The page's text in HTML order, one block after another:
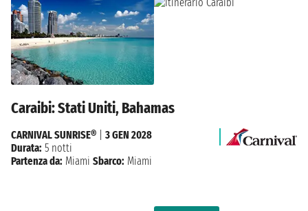
Caraibi: Stati Uniti, Bahamas
CARNIVAL SUNRISE®
3 GEN 2028
Durata: 5 notti
Partenza da: Miami Sbarco: Miami